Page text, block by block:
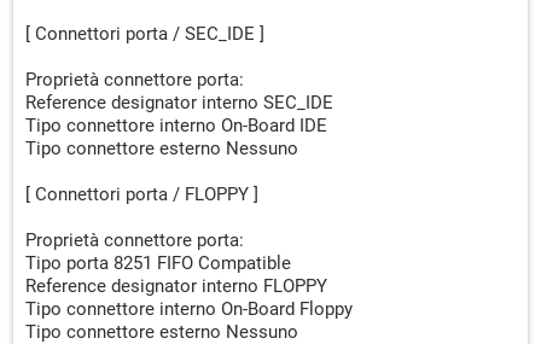
[ Connettori porta / SEC_IDE ]
Proprietà connettore porta:
Reference designator interno SEC_IDE
Tipo connettore interno On-Board IDE
Tipo connettore esterno Nessuno
[ Connettori porta / FLOPPY ]
Proprietà connettore porta:
Tipo porta 8251 FIFO Compatible
Reference designator interno FLOPPY
Tipo connettore interno On-Board Floppy
Tipo connettore esterno Nessuno